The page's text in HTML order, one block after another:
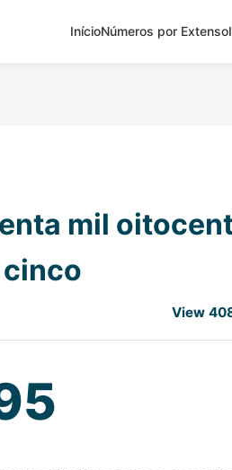
InícioNúmeros por Extenso
mil
View